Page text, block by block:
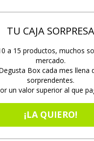
TU CAJA SORPRESA
a 15 productos, muchos
mercado.
Box cada mes llena
sorprendentes.
un valor superior al que
¡LA QUIERO!